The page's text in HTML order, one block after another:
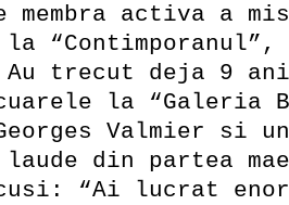
membra activa a
la
trecut deja 9 ani
la “Galeria
Valmier si
din partea
“Ai lucrat